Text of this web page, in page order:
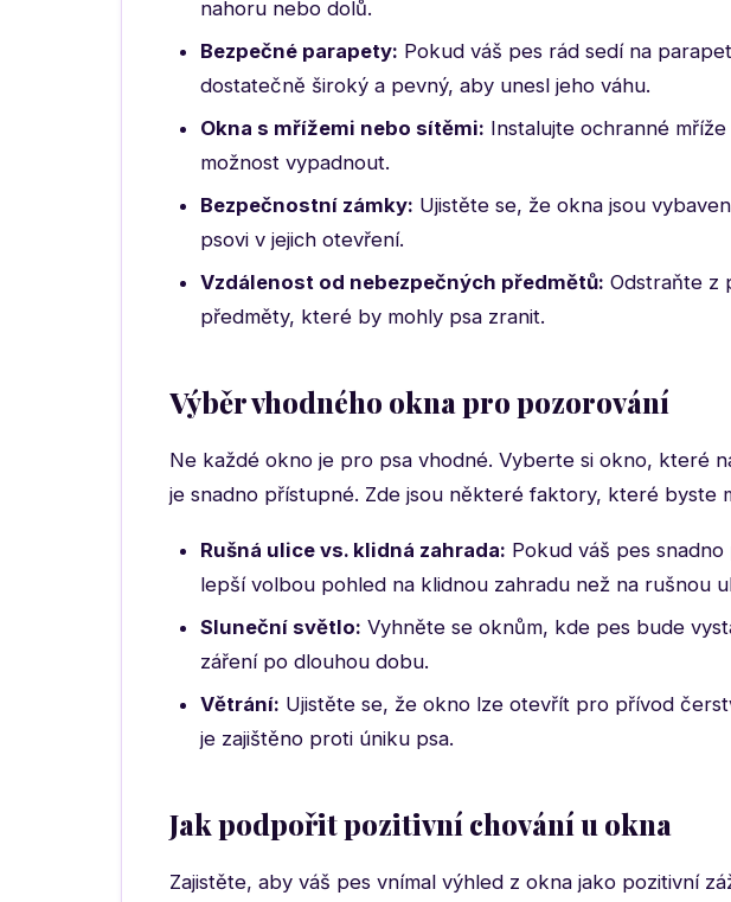
nahoru nebo dolů.
Bezpečné parapety: Pokud váš pes rád sedí na
dostatečně široký a pevný, aby unesl jeho váhu.
Okna s mřížemi nebo sítěmi: Instalujte ochranné
možnost vypadnout.
Bezpečnostní zámky: Ujistěte se, že okna jsou
psovi v jejich otevření.
Vzdálenost od nebezpečných předmětů: Odstraňte z
předměty, které by mohly psa zranit.
Výběr vhodného okna pro pozorování
Ne každé okno je pro psa vhodné. Vyberte si okno, které
je snadno přístupné. Zde jsou některé faktory, které byste
Rušná ulice vs. klidná zahrada: Pokud váš pes
lepší volbou pohled na klidnou zahradu než na rušnou
Sluneční světlo: Vyhněte se oknům, kde pes bude
záření po dlouhou dobu.
Větrání: Ujistěte se, že okno lze otevřít pro přívod
je zajištěno proti úniku psa.
Jak podpořit pozitivní chování u okna
Zajistěte, aby váš pes vnímal výhled z okna jako pozitivní